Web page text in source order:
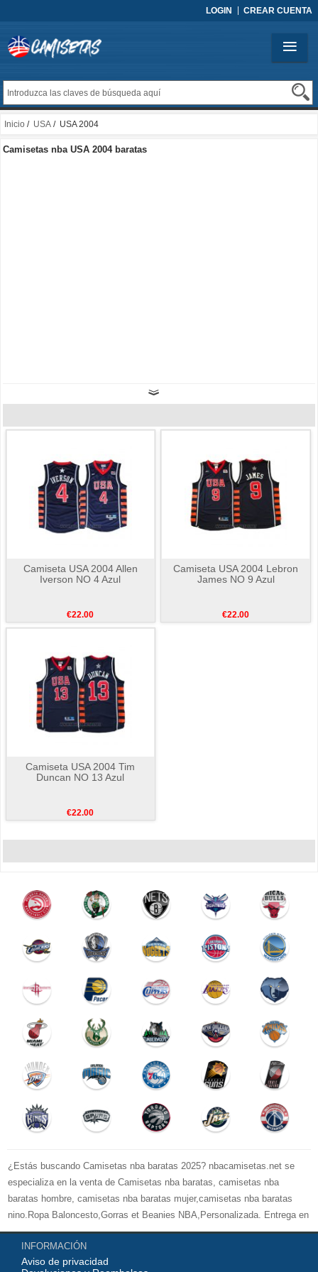
LOGIN CREAR CUENTA
Inicio / USA / USA 2004
Camisetas nba USA 2004 baratas
Camiseta USA 2004 Allen
Iverson NO 4 Azul
€22.00
Camiseta USA 2004 Lebron
James NO 9 Azul
€22.00
Camiseta USA 2004 Tim
Duncan NO 13 Azul
€22.00
¿Estás buscando Camisetas nba baratas 2025? nbacamisetas.net se
especializa en la venta de Camisetas nba baratas, camisetas nba
baratas hombre, camisetas nba baratas mujer,camisetas nba baratas
nino.Ropa Baloncesto,Gorras et Beanies NBA,Personalizada. Entrega en
24 / 48H, la seguridad de pago con tarjeta de crédito, puedes estar
seguro de la compra. Gracias por elegir nbacamisetas.net usted. Miles de
nuestros clientes han verificado una calidad 100% excelente.
INFORMACIÓN
Aviso de privacidad